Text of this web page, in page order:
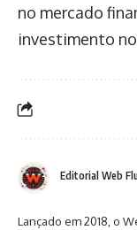
no mercado
investimento
Editorial Web
Lançado em 2018, o